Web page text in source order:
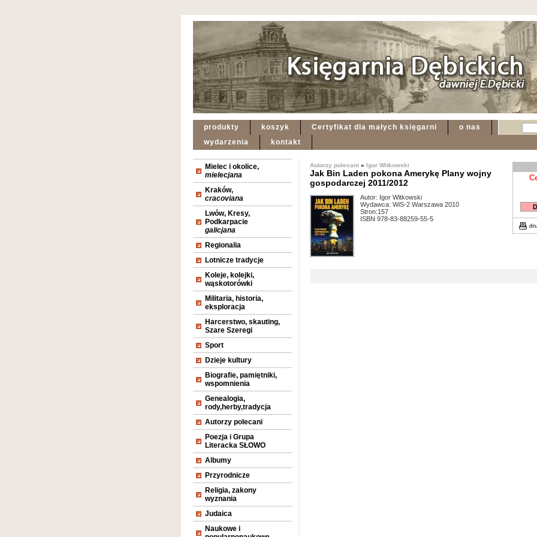
produkty koszyk Certyfikat dla małych księgarni
o nas
wydarzenia
kontakt
Mielec i okolice,
mielecjana
Kraków,
cracoviana
Lwów, Kresy,
Podkarpacie
galicjana
Regionalia
Lotnicze tradycje
Koleje, kolejki,
wąskotorówki
Militaria, historia,
eksploracja
Harcerstwo, skauting,
Szare Szeregi
Sport
Dzieje kultury
Biografie, pamiętniki,
wspomnienia
Genealogia,
rody,herby,tradycja
Autorzy polecani
Poezja i Grupa
Literacka SŁOWO
Albumy
Przyrodnicze
Religia, zakony
wyznania
Judaica
Naukowe i
Autorzy polecani » Igor Witkowski
Jak Bin Laden pokona Amerykę Plany wojny
gospodarczej 2011/2012
Autor: Igor Witkowski
Wydawca: WiS-2 Warszawa 2010
Stron:157
ISBN 978-83-88259-55-5